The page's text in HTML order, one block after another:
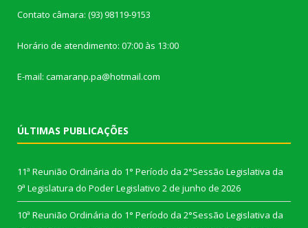
Contato câmara: (93) 98119-9153
Horário de atendimento: 07:00 às 13:00
E-mail: camaranp.pa@hotmail.com
ÚLTIMAS PUBLICAÇÕES
11ª Reunião Ordinária do 1° Período da 2°Sessão Legislativa da
9ª Legislatura do Poder Legislativo 2 de junho de 2026
10ª Reunião Ordinária do 1° Período da 2°Sessão Legislativa da